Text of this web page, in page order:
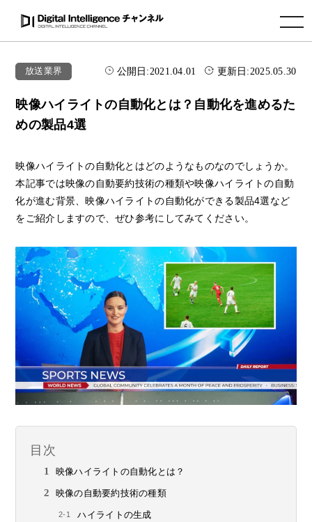
toggle navigation
放送業界 公開日:2021.04.01 更新日:2025.05.30
映像ハイライトの自動化とは？自動化を進めるた
めの製品4選
映像ハイライトの自動化とはどのようなものなのでしょうか。
本記事では映像の自動要約技術の種類や映像ハイライトの自動
化が進む背景、映像ハイライトの自動化ができる製品4選など
をご紹介しますので、ぜひ参考にしてみてください。
目次
映像ハイライトの自動化とは？
映像の自動要約技術の種類
ハイライトの生成